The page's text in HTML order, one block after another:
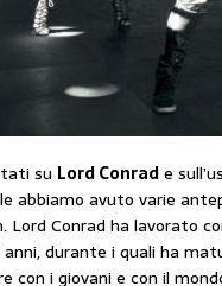
su Lord Conrade
abbiamo avuto varie
Lord Conrad ha lavorato
durante i quali ha
con i giovani e con il